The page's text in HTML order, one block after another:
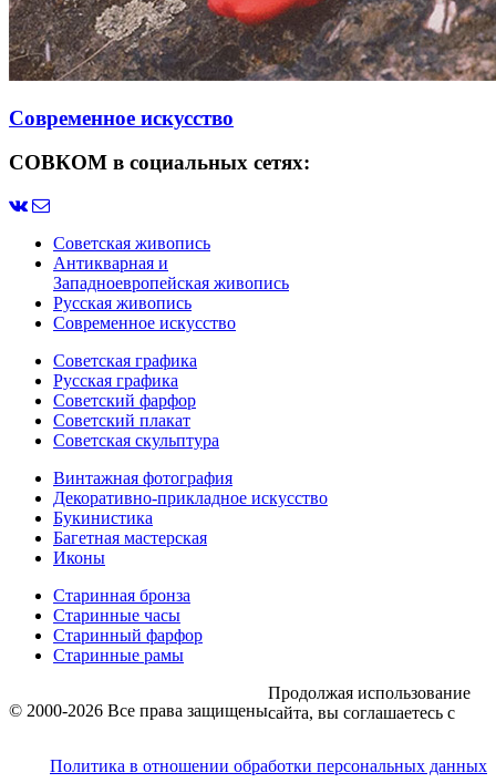
Современное искусство
СОВКОМ в социальных сетях:
Советская живопись
Антикварная и
Западноевропейская живопись
Русская живопись
Современное искусство
Советская графика
Русская графика
Советский фарфор
Советский плакат
Советская скульптура
Винтажная фотография
Декоративно-прикладное искусство
Букинистика
Багетная мастерская
Иконы
Старинная бронза
Старинные часы
Старинный фарфор
Старинные рамы
© 2000-2026 Все права защищены
Политика в отношении обработки персональных данных
Продолжая использование
сайта, вы соглашаетесь с